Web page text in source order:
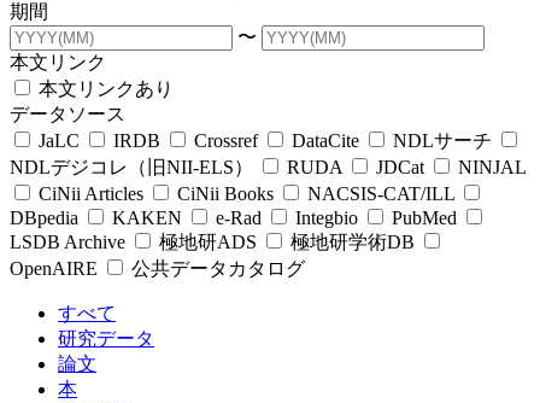
期間
〜
本文リンク
本文リンクあり
データソース
JaLC
IRDB Crossref DataCite
NDLサーチ
NDLデジコレ（旧NII-ELS）
RUDA JDCat
NINJAL
CiNii Articles
CiNii Books
NACSIS-CAT/ILL
DBpedia
KAKEN e-Rad Integbio
PubMed
LSDB Archive
極地研ADS
極地研学術DB
OpenAIRE
公共データカタログ
すべて
研究データ
論文
本